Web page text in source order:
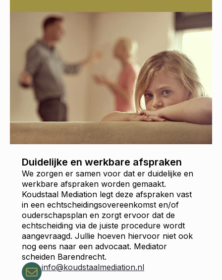
Duidelijke en werkbare afspraken
We zorgen er samen voor dat er duidelijke en
werkbare afspraken worden gemaakt.
Koudstaal Mediation legt deze afspraken vast
in een echtscheidingsovereenkomst en/of
ouderschapsplan en zorgt ervoor dat de
echtscheiding via de juiste procedure wordt
aangevraagd. Jullie hoeven hiervoor niet ook
nog eens naar een advocaat. Mediator
scheiden Barendrecht.
info@koudstaalmediation.nl